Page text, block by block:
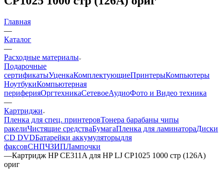
Главная
—
Каталог
—
Расходные материалы
Подарочные
сертификатыУценкаКомплектующиеПринтерыКомпьютеры
НоутбукиКомпьютерная
периферияОргтехникаСетевоеАудиоФото и Видео техника
—
Картриджи
Пленка для спец. принтеровТонера барабаны чипы
ракелиЧистящие средстваБумагаПленка для ламинатораДиски
CD DVDБатарейки аккумуляторыдля
факсовСНПЧЗИПЛампочки
—Картридж HP CE311A для HP LJ CP1025 1000 стр (126A)
ориг